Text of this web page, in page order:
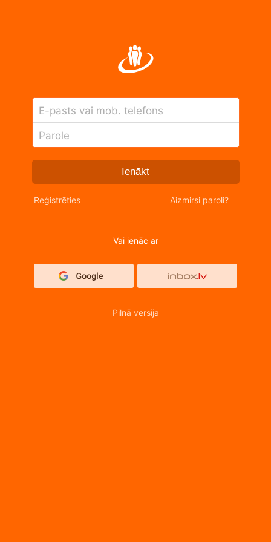
E-pasts vai mob. telefons
Parole
Ienākt
Reģistrēties Aizmirsi paroli?
Vai ienāc ar
Pilnā versija